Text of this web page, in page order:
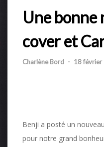
Une bonne
cover et
Charlène Bord - 18 février
Benji a posté un
pour notre grand